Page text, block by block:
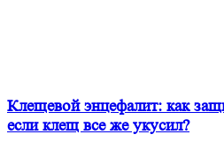
Клещевой энцефалит: как
если клещ все же укусил?